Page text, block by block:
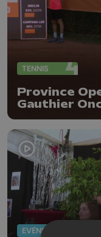
TENNIS
Province
Gauthier
EVÈNEMENTS